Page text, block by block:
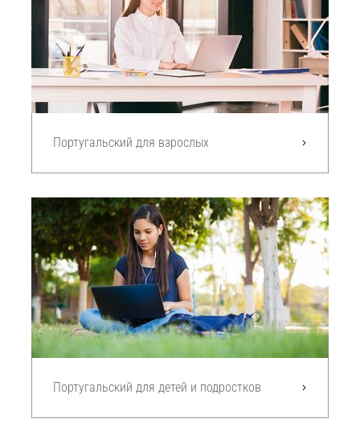
Португальский для взрослых
Португальский для детей и подростков